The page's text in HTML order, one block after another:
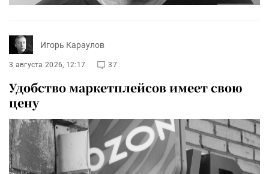
Игорь Караулов
3 августа 2026, 12:17 37
Удобство маркетплейсов имеет свою
цену